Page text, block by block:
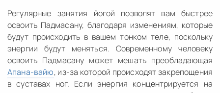
Регулярные занятия йогой позволят вам быстрее
освоить Падмасану, благодаря изменениям, которые
будут происходить в вашем тонком теле, поскольку
энергии будут меняться. Современному человеку
освоить Падмасану может мешать преобладающая
Апана-вайю, из-за которой происходят закрепощения
в суставах ног. Если энергия концентрируется на